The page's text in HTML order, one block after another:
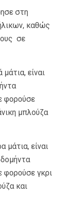
στη
καθώς
σε
είναι
φορούσε
μπλούζα
μάτια, είναι
φορούσε γκρι
και